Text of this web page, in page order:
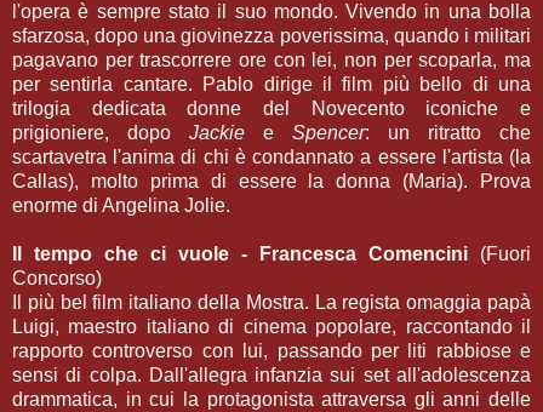
l'opera è sempre stato il suo mondo. Vivendo in una bolla
sfarzosa, dopo una giovinezza poverissima, quando i militari
pagavano per trascorrere ore con lei, non per scoparla, ma
per sentirla cantare. Pablo dirige il film più bello di una
trilogia dedicata donne del Novecento iconiche e
prigioniere, dopo Jackie e Spencer: un ritratto che
scartavetra l'anima di chi è condannato a essere l'artista (la
Callas), molto prima di essere la donna (Maria). Prova
enorme di Angelina Jolie.
Il tempo che ci vuole - Francesca Comencini (Fuori
Concorso)
Il più bel film italiano della Mostra. La regista omaggia papà
Luigi, maestro italiano di cinema popolare, raccontando il
rapporto controverso con lui, passando per liti rabbiose e
sensi di colpa. Dall'allegra infanzia sui set all'adolescenza
drammatica, in cui la protagonista attraversa gli anni delle